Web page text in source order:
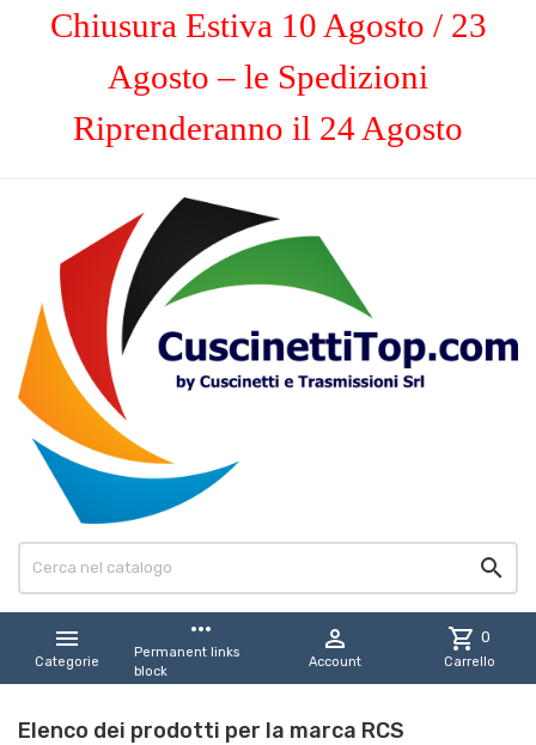
Chiusura Estiva 10 Agosto / 23
Agosto – le Spedizioni
Riprenderanno il 24 Agosto


Categorie
more_horiz
Permanent links
block

Account
shopping_cart 0
Carrello
Elenco dei prodotti per la marca RCS